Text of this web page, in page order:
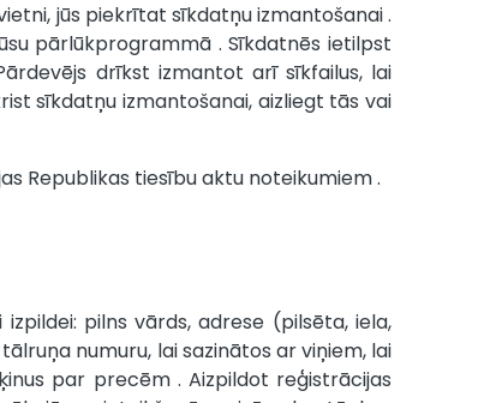
jūs piekrītat sīkdatņu izmantošanai .
pārlūkprogrammā . Sīkdatnēs ietilpst
drīkst izmantot arī sīkfailus, lai
sīkdatņu izmantošanai, aizliegt tās vai
Republikas tiesību aktu noteikumiem .
pilns vārds, adrese (pilsēta, iela,
numuru, lai sazinātos ar viņiem, lai
par precēm . Aizpildot reģistrācijas